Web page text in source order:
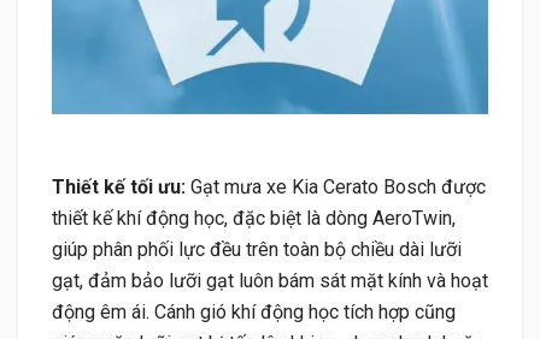
Thiết kế tối ưu: Gạt mưa xe Kia Cerato Bosch được
thiết kế khí động học, đặc biệt là dòng AeroTwin,
giúp phân phối lực đều trên toàn bộ chiều dài lưỡi
gạt, đảm bảo lưỡi gạt luôn bám sát mặt kính và hoạt
động êm ái. Cánh gió khí động học tích hợp cũng